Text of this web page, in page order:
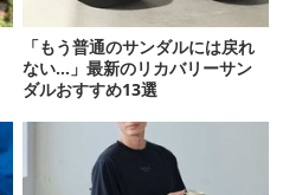
「もう普通のサンダルには戻れ
ない…」最新のリカバリーサン
ダルおすすめ13選